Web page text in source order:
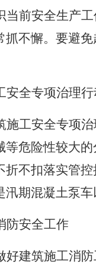
当前安全生产
抓不懈。要避
安全专项治理行
施工安全专项
等危险性较大
折不扣落实管
期混凝土泵
防安全工作
好建筑施工消